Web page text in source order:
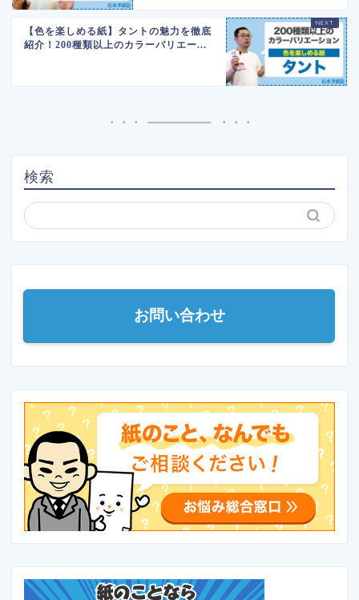
【色を楽しめる紙】タントの魅力を徹底
紹介！200種類以上のカラーバリエー...
検索
お問い合わせ